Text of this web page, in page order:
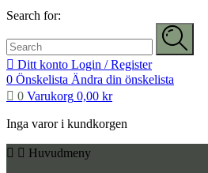
Search for:
Ditt konto Login / Register
0 Önskelista Ändra din önskelista
0 Varukorg 0,00 kr
Inga varor i kundkorgen
Huvudmeny